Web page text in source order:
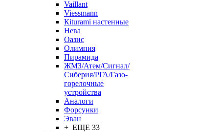
Vaillant
Viessmann
Кiturami настенные
Нева
Оазис
Олимпия
Пирамида
ЖМЗ/Атем/Сигнал/
Сиберия/РГА/Газо-
горелочные
устройства
Aналоги
Форсунки
Эван
+ ЕЩЕ 33